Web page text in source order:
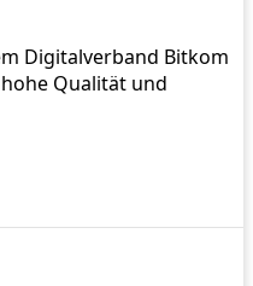
Digitalverband Bitkom
Qualität und